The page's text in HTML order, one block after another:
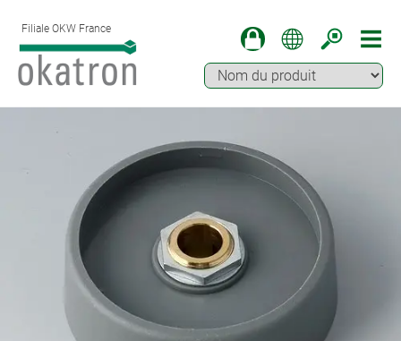
Filiale OKW France